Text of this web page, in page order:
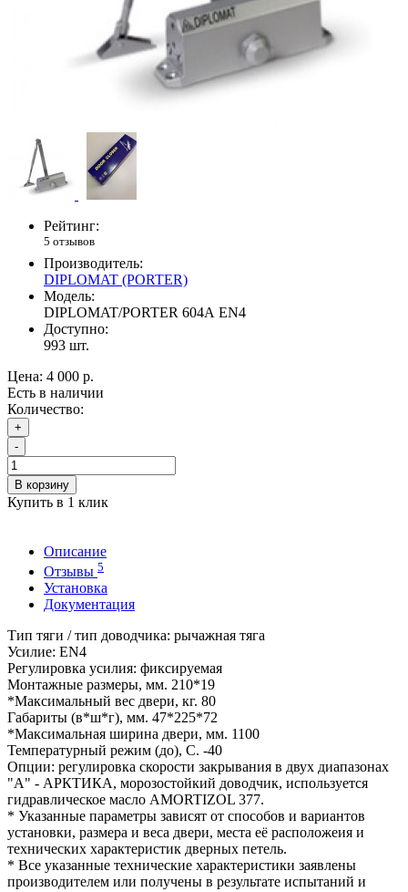
Рейтинг:
5 отзывов
Производитель:
DIPLOMAT (PORTER)
Модель:
DIPLOMAT/PORTER 604А EN4
Доступно:
993 шт.
Цена: 4 000 р.
Есть в наличии
Количество:
+
-
В корзину
Купить в 1 клик
Описание
Отзывы 5
Установка
Документация
Тип тяги / тип доводчика: рычажная тяга
Усилие: EN4
Регулировка усилия: фиксируемая
Монтажные размеры, мм. 210*19
*Максимальный вес двери, кг. 80
Габариты (в*ш*г), мм. 47*225*72
*Максимальная ширина двери, мм. 1100
Температурный режим (до), С. -40
Опции: регулировка скорости закрывания в двух диапазонах
"А" - АРКТИКА, морозостойкий доводчик, используется
гидравлическое масло AMORTIZOL 377.
* Указанные параметры зависят от способов и вариантов
установки, размера и веса двери, места её расположеия и
технических характеристик дверных петель.
* Все указанные технические характеристики заявлены
производителем или получены в результате испытаний и